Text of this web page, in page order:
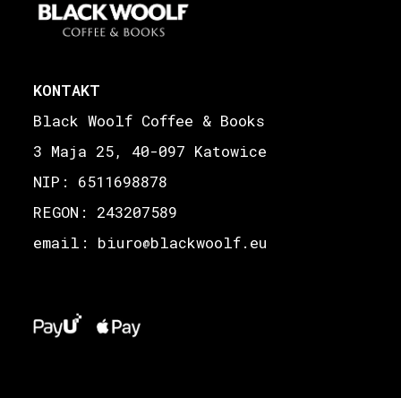
KONTAKT
Black Woolf Coffee & Books
3 Maja 25, 40-097 Katowice
NIP: 6511698878
REGON: 243207589
email: biuro@blackwoolf.eu